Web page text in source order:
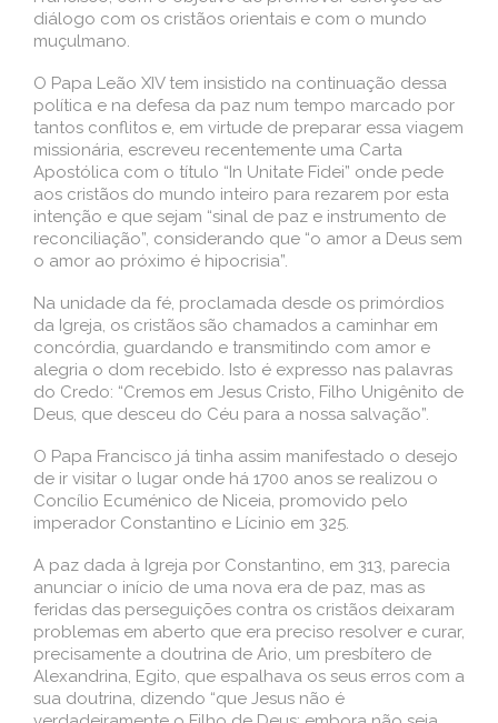
diálogo com os cristãos orientais e com o mundo
muçulmano.
O Papa Leão XIV tem insistido na continuação dessa
política e na defesa da paz num tempo marcado por
tantos conflitos e, em virtude de preparar essa viagem
missionária, escreveu recentemente uma Carta
Apostólica com o título “In Unitate Fidei” onde pede
aos cristãos do mundo inteiro para rezarem por esta
intenção e que sejam “sinal de paz e instrumento de
reconciliação”, considerando que “o amor a Deus sem
o amor ao próximo é hipocrisia”.
Na unidade da fé, proclamada desde os primórdios
da Igreja, os cristãos são chamados a caminhar em
concórdia, guardando e transmitindo com amor e
alegria o dom recebido. Isto é expresso nas palavras
do Credo: “Cremos em Jesus Cristo, Filho Unigênito de
Deus, que desceu do Céu para a nossa salvação”.
O Papa Francisco já tinha assim manifestado o desejo
de ir visitar o lugar onde há 1700 anos se realizou o
Concílio Ecuménico de Niceia, promovido pelo
imperador Constantino e Lícinio em 325.
A paz dada à Igreja por Constantino, em 313, parecia
anunciar o início de uma nova era de paz, mas as
feridas das perseguições contra os cristãos deixaram
problemas em aberto que era preciso resolver e curar,
precisamente a doutrina de Ario, um presbítero de
Alexandrina, Egito, que espalhava os seus erros com a
sua doutrina, dizendo “que Jesus não é